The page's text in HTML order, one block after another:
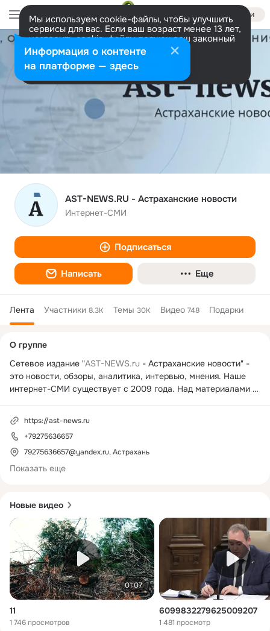
Войти
Мы используем cookie-файлы, чтобы улучшить
сервисы для вас. Если ваш возраст менее 13 лет,
настроить cookie-файлы должен ваш законный
представитель. Больше информации
Разрешить все Настроить
AST-NEWS.RU - Астраханские новости
Интернет-СМИ
Подписаться
Написать Еще
Лента Участники 8.3K Темы 30K Видео 748 Подарки
Новые видео
01:07
11
1 746 просмотров
6099832279625009207
1 481 просмотр
колонка
О группе
Сетевое издание "AST-NEWS.ru - Астраханские новости" -
это новости, обзоры, аналитика, интервью, мнения. Наше
интернет-СМИ существует с 2009 года. Над материалами
https://ast-news.ru
+79275636657
79275636657@yandex.ru, Астрахань
Показать еще
Информация о контенте
на платформе — здесь